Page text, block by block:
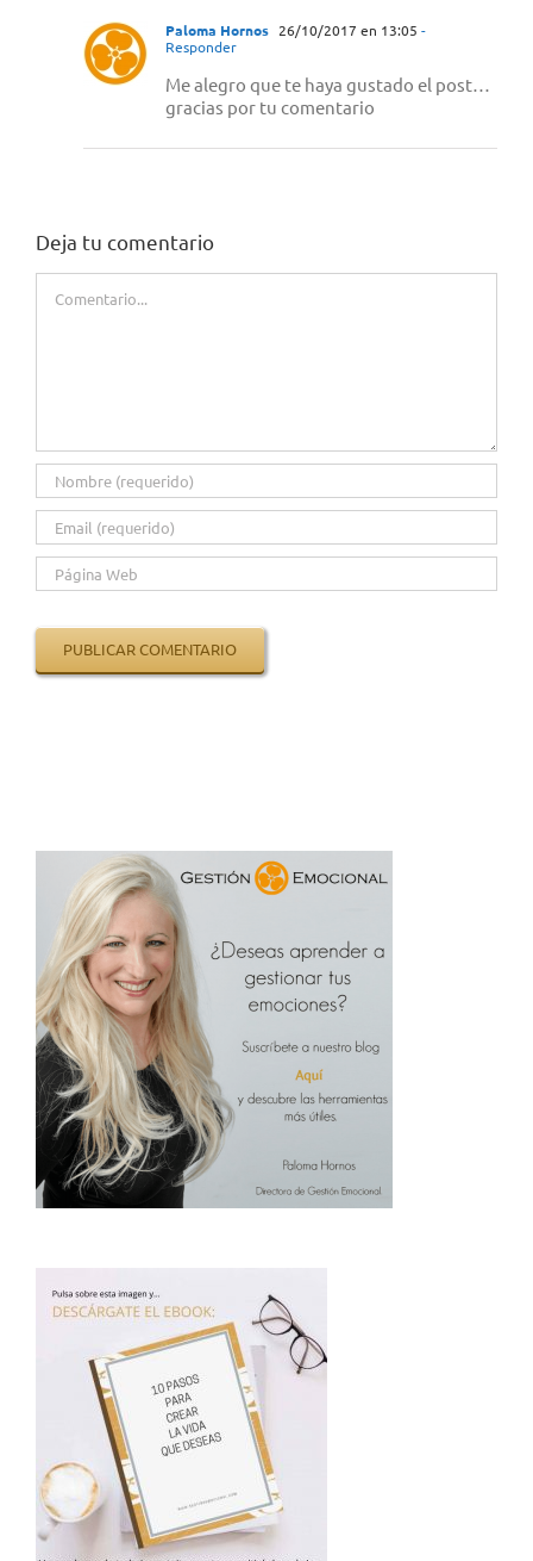
Paloma Hornos 26/10/2017 en 13:05 -
Responder
Me alegro que te haya gustado el post…
gracias por tu comentario
Deja tu comentario